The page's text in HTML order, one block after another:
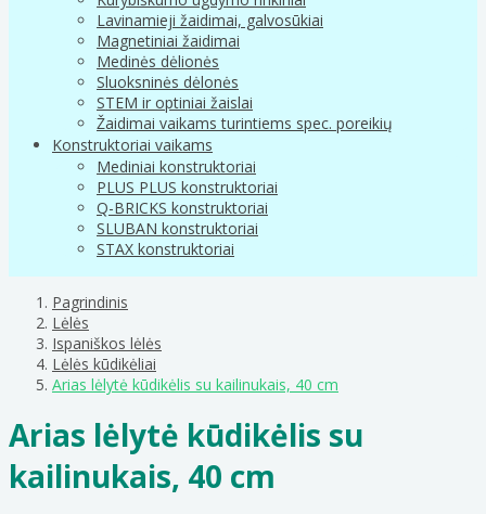
Lavinamieji žaidimai, galvosūkiai
Magnetiniai žaidimai
Medinės dėlionės
Sluoksninės dėlonės
STEM ir optiniai žaislai
Žaidimai vaikams turintiems spec. poreikių
Konstruktoriai vaikams
Mediniai konstruktoriai
PLUS PLUS konstruktoriai
Q-BRICKS konstruktoriai
SLUBAN konstruktoriai
STAX konstruktoriai
Pagrindinis
Lėlės
Ispaniškos lėlės
Lėlės kūdikėliai
Arias lėlytė kūdikėlis su kailinukais, 40 cm
Arias lėlytė kūdikėlis su
kailinukais, 40 cm